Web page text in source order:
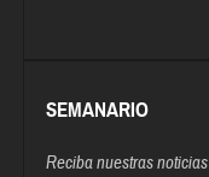
SEMANARIO
Reciba nuestras noticias